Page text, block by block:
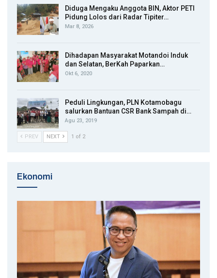
Diduga Mengaku Anggota BIN, Aktor PETI
Pidung Lolos dari Radar Tipiter…
Mar 8, 2026
Dihadapan Masyarakat Motandoi Induk
dan Selatan, BerKah Paparkan…
Okt 6, 2020
Peduli Lingkungan, PLN Kotamobagu
salurkan Bantuan CSR Bank Sampah di…
Agu 23, 2019
PREV NEXT 1 of 2
Ekonomi